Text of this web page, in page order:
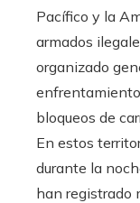
Pacífico y la
armados
organizado
bloqueos de
En estos
durante la
han registrado